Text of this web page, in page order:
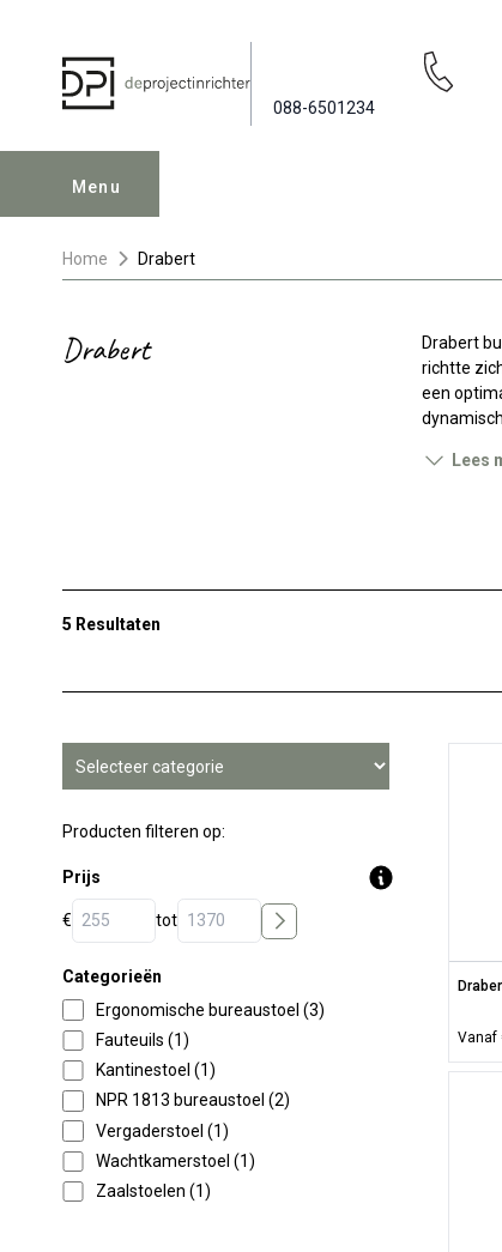
088-6501234
Menu
Home Drabert
Drabert
Drabert
richtte
een
Lees
5 Resultaten
Producten filteren op:
Prijs
€ tot
Categorieën
Ergonomische bureaustoel (3)
Fauteuils (1)
Kantinestoel (1)
NPR 1813 bureaustoel (2)
Vergaderstoel (1)
Wachtkamerstoel (1)
Zaalstoelen (1)
Vanaf